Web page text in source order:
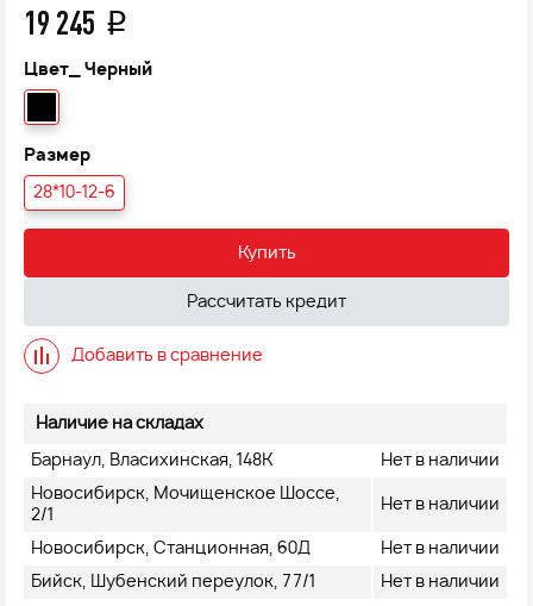
19 245 q
Цвет_ Черный
Размер
28*10-12-6
Купить
Рассчитать кредит
Добавить в сравнение
Наличие на складах
Барнаул, Власихинская, 148К
Нет в наличии
Новосибирск, Мочищенское Шоссе,
2/1
Нет в наличии
Новосибирск, Станционная, 60Д
Нет в наличии
Бийск, Шубенский переулок, 77/1
Нет в наличии